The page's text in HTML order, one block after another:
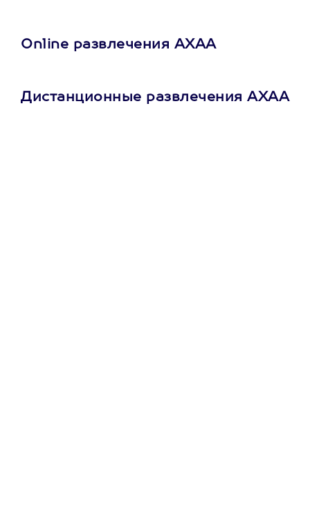
Online развлечения АХАА
Дистанционные развлечения АХАА